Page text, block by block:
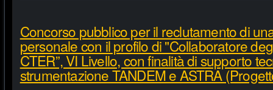
Concorso pubblico per il reclutamento di
personale con il profilo di "Collaboratore
CTER”, VI Livello, con finalità di supporto
strumentazione TANDEM e ASTRA